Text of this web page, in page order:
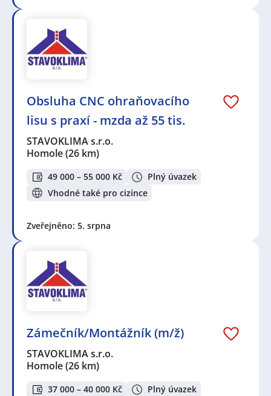
Obsluha CNC ohraňovacího
lisu s praxí - mzda až 55 tis.
STAVOKLIMA s.r.o.
Homole(26 km)
49 000 – 55 000 Kč
Plný úvazek
Vhodné také pro cizince
Zveřejněno: 5. srpna
Zámečník/Montážník (m/ž)
STAVOKLIMA s.r.o.
Homole(26 km)
37 000 – 40 000 Kč
Plný úvazek